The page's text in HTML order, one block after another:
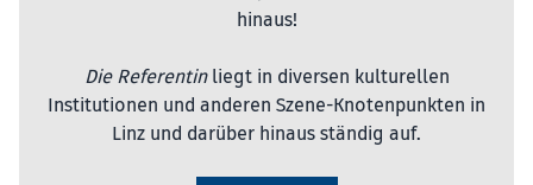
hinaus!
Die Referentinliegt in diversen kulturellen
Institutionen und anderen Szene-Knotenpunkten in
Linz und darüber hinaus ständig auf.